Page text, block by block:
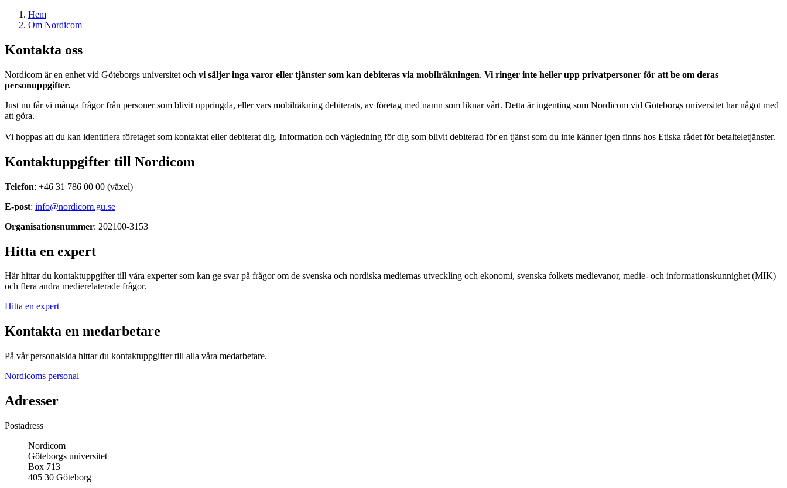
Hem
Om Nordicom
Kontakta oss
Nordicom är en enhet vid Göteborgs universitet och vi säljer inga varor eller tjänster som kan debiteras via mobilräkningen. Vi ringer inte heller upp privatpersoner för att be om deras
personuppgifter.
Just nu får vi många frågor från personer som blivit uppringda, eller vars mobilräkning debiterats, av företag med namn som liknar vårt. Detta är ingenting som Nordicom vid Göteborgs universitet har något med
att göra.
Vi hoppas att du kan identifiera företaget som kontaktat eller debiterat dig. Information och vägledning för dig som blivit debiterad för en tjänst som du inte känner igen finns hos Etiska rådet för betalteletjänster.
Kontaktuppgifter till Nordicom
Telefon: +46 31 786 00 00 (växel)
E-post: info@nordicom.gu.se
Organisationsnummer: 202100-3153
Hitta en expert
Här hittar du kontaktuppgifter till våra experter som kan ge svar på frågor om de svenska och nordiska mediernas utveckling och ekonomi, svenska folkets medievanor, medie- och informationskunnighet (MIK)
och flera andra medierelaterade frågor.
Hitta en expert
Kontakta en medarbetare
På vår personalsida hittar du kontaktuppgifter till alla våra medarbetare.
Nordicoms personal
Adresser
Postadress
Nordicom
Göteborgs universitet
Box 713
405 30 Göteborg